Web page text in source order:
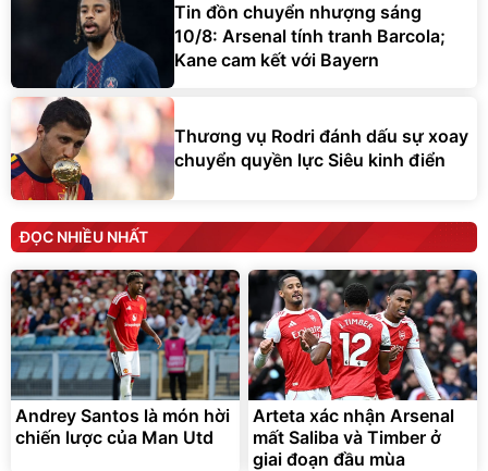
Tin đồn chuyển nhượng sáng
10/8: Arsenal tính tranh Barcola;
Kane cam kết với Bayern
Thương vụ Rodri đánh dấu sự xoay
chuyển quyền lực Siêu kinh điển
ĐỌC NHIỀU NHẤT
Andrey Santos là món hời
chiến lược của Man Utd
Arteta xác nhận Arsenal
mất Saliba và Timber ở
giai đoạn đầu mùa